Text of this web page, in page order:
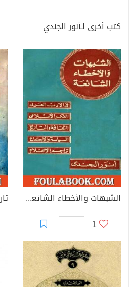
كتب أخرى لـأنور الجندي
الشبهات والأخطاء الشائعة في الأدب العربي والتراجم والفكر الإسلامي
1